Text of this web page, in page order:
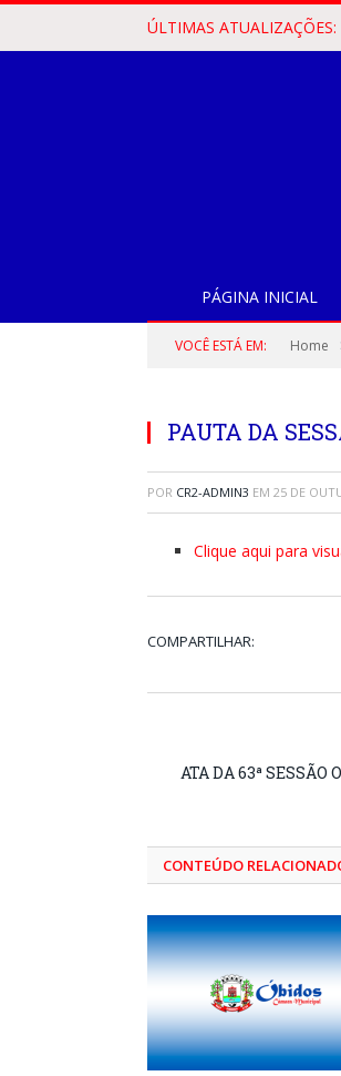
ÚLTIMAS ATUALIZAÇÕES:
PÁGINA INICIAL
VOCÊ ESTÁ EM: Home
PAUTA DA
POR CR2-ADMIN3 EM 25 DE
Clique aqui para
COMPARTILHAR:
ATA DA 63ª SESSÃO
CONTEÚDO